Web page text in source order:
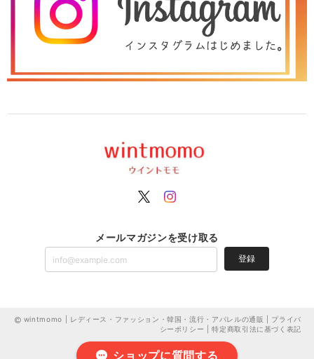
メールマガジンを受け取る
登録
wintmomo | レディース・ファッション・韓国・流行・アパレルの通販 | プライバ
シーポリシー
|特定商取引法に基づく表記
ショップに質問する